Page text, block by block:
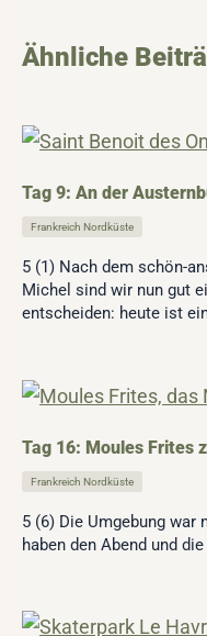
Ähnliche
Tag 9: An der
Frankreich Nordküste
5 (1) Nach dem schön-
Michel sind wir nun gut
entscheiden: heute ist
Tag 16: Moules Frites
Frankreich Nordküste
5 (6) Die Umgebung war
haben den Abend und